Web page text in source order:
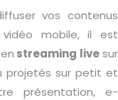
vos contenus
mobile, il est
streaming livesur
projetés sur petit et
présentation, e-